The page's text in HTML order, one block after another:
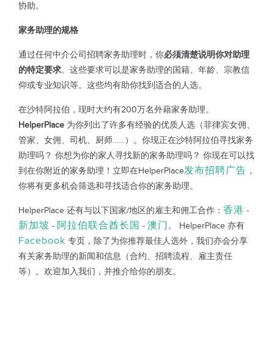
协助。
家务助理的规格
通过任何中介公司招聘家务助理时，你必须清楚说明你对助理
的特定要求。这些要求可以是家务助理的国籍、年龄、宗教信
仰或专业知识等。这些均有助你找到适合的人选。
在沙特阿拉伯，现时大约有200万名外藉家务助理。
HelperPlace 为你列出了许多有经验的优质人选（菲律宾女佣、
管家、女佣、司机、厨师……）。你现正在沙特阿拉伯寻找家务
助理吗？ 你想为你的家人寻找新的家务助理吗？ 你现在可以找
到在你附近的家务助理！立即在HelperPlace发布招聘广告 ，
你将有更多机会筛选和寻找适合你的家务助理。
HelperPlace 还有与以下国家/地区的雇主和佣工合作： 香港 -
新加坡 - 阿拉伯联合酋长国 - 澳门 。 HelperPlace 亦有
Facebook 专页，除了为你推荐最佳人选外，我们亦会分享
有关家务助理的新闻和信息（合约、招聘流程、雇主责任
等）。欢迎加入我们，并推介给你的朋友。